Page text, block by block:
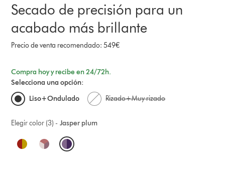
Secado de precisión para un
acabado más brillante
Precio de venta recomendado: 549€
Compra hoy y recibe en 24/72h.
Selecciona una opción:
Liso+Ondulado
Rizado+Muy rizado
Jasper plum
Elegir color (3) -
O